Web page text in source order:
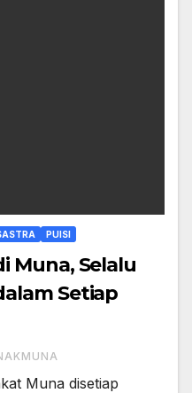
PUISI
Muna, Selalu
Setiap
Muna disetiap